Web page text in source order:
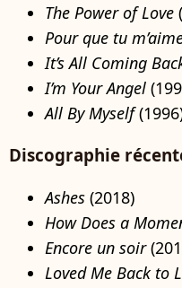
The Power of Love
Pour que tu
It’s All Coming
I’m Your Angel
All By Myself
Discographie
Ashes (2018)
How Does a
Encore un soir
Loved Me Back to